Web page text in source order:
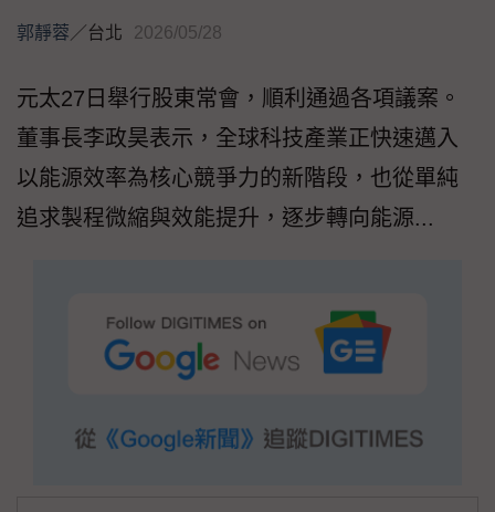
郭靜蓉／台北 2026/05/28
元太27日舉行股東常會，順利通過各項議案。
董事長李政昊表示，全球科技產業正快速邁入
以能源效率為核心競爭力的新階段，也從單純
追求製程微縮與效能提升，逐步轉向能源...